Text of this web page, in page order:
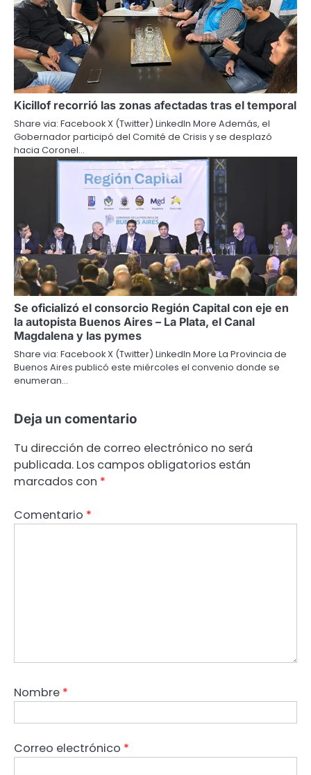
Kicillof recorrió las zonas afectadas tras el temporal
Share via: Facebook X (Twitter) LinkedIn More Además, el
Gobernador participó del Comité de Crisis y se desplazó
hacia Coronel…
Se oficializó el consorcio Región Capital con eje en
la autopista Buenos Aires – La Plata, el Canal
Magdalena y las pymes
Share via: Facebook X (Twitter) LinkedIn More La Provincia de
Buenos Aires publicó este miércoles el convenio donde se
enumeran…
Deja un comentario
Tu dirección de correo electrónico no será
publicada. Los campos obligatorios están
marcados con *
Comentario *
Nombre *
Correo electrónico *